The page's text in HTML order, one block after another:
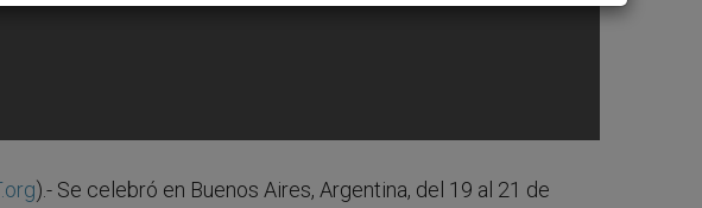
).- Se celebró en Buenos Aires, Argentina, del 19 al 21 de